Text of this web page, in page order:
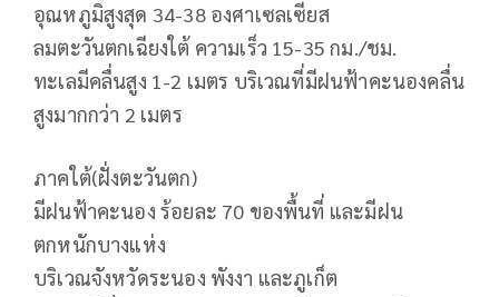
อุณหภูมิสูงสุด 34-38 องศาเซลเซียส
ลมตะวันตกเฉียงใต้ ความเร็ว 15-35 กม./ชม.
ทะเลมีคลื่นสูง 1-2 เมตร บริเวณที่มีฝนฟ้าคะนองคลื่น
สูงมากกว่า 2 เมตร
ภาคใต้(ฝั่งตะวันตก)
มีฝนฟ้าคะนอง ร้อยละ 70 ของพื้นที่ และมีฝน
ตกหนักบางแห่ง
บริเวณจังหวัดระนอง พังงา และภูเก็ต